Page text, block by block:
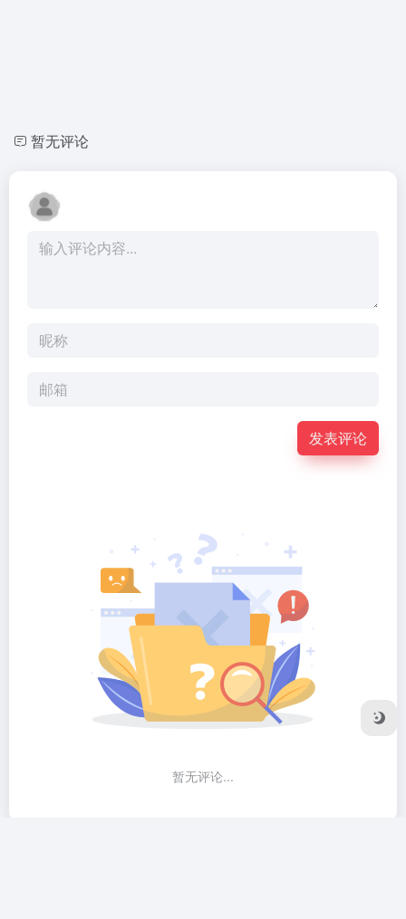
暂无评论
发表评论
暂无评论...